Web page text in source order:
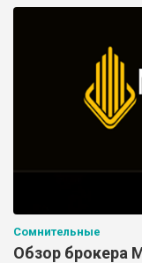
Сомнительные
Обзор брокера